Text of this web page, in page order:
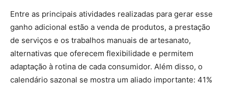
Entre as principais atividades realizadas para gerar esse
ganho adicional estão a venda de produtos, a prestação
de serviços e os trabalhos manuais de artesanato,
alternativas que oferecem flexibilidade e permitem
adaptação à rotina de cada consumidor. Além disso, o
calendário sazonal se mostra um aliado importante: 41%